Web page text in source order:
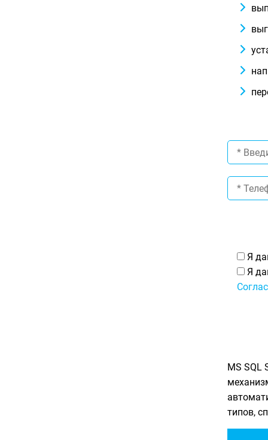
Я
Я
MS SQL
типов,